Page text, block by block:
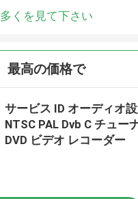
多くを見て下さい
最高の価格で
サービス ID オーディオ
NTSC PAL Dvb C チュー
DVD ビデオ レコーダー